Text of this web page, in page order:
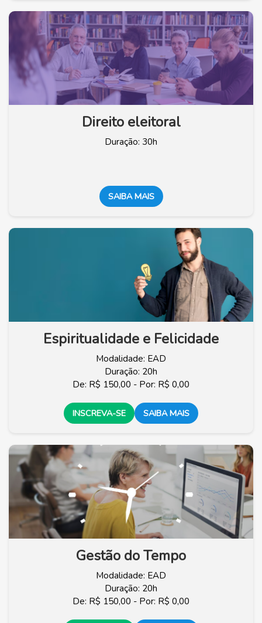
Direito eleitoral
Duração: 30h
SAIBA MAIS
Espiritualidade e Felicidade
Modalidade: EAD
Duração: 20h
De: R$ 150,00 - Por: R$ 0,00
INSCREVA-SE SAIBA MAIS
Gestão do Tempo
Modalidade: EAD
Duração: 20h
De: R$ 150,00 - Por: R$ 0,00